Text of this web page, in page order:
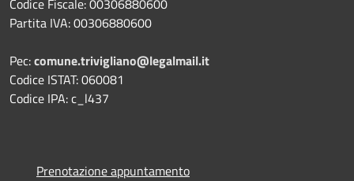
Partita IVA: 00306880600
Pec:comune.trivigliano@legalmail.it
Codice ISTAT: 060081
Codice IPA: c_l437
Prenotazione appuntamento